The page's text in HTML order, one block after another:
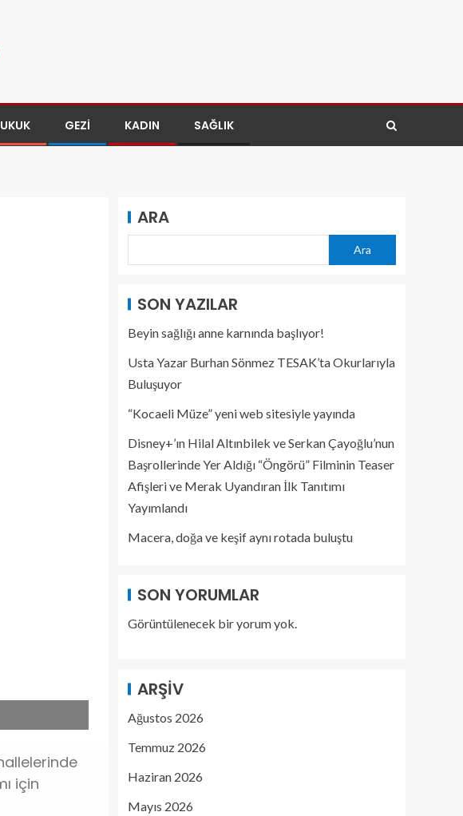
GEZI KADIN SAĞLIK
için
ARA
Ara
SON YAZILAR
Beyin sağlığı anne karnında başlıyor!
Usta Yazar Burhan Sönmez TESAK’ta Okurlarıyla
Buluşuyor
“Kocaeli Müze” yeni web sitesiyle yayında
Disney+’ın Hilal Altınbilek ve Serkan Çayoğlu’nun
Başrollerinde Yer Aldığı “Öngörü” Filminin Teaser
Afişleri ve Merak Uyandıran İlk Tanıtımı
Yayımlandı
Macera, doğa ve keşif aynı rotada buluştu
SON YORUMLAR
Görüntülenecek bir yorum yok.
ARŞIV
Ağustos 2026
Temmuz 2026
Haziran 2026
Mayıs 2026